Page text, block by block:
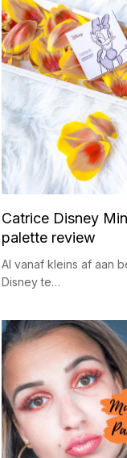
Catrice Disney
palette review
Al vanaf kleins af aan
Disney te…